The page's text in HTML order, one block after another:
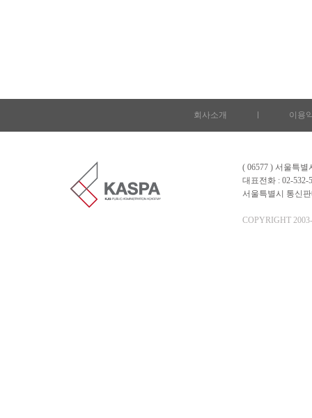
회사소개 이용
( 06577 ) 서울특
대표전화 : 02-532-
서울특별시 통신
COPYRIGHT